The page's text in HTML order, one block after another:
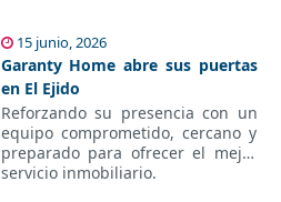
y la confianza.
15 junio, 2026
Garanty Home abre sus puertas
en El Ejido
Reforzando su presencia con un
equipo comprometido, cercano y
preparado para ofrecer el mejor
servicio inmobiliario.